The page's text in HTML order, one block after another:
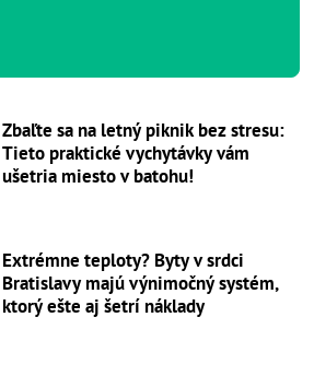
Zbaľte sa na letný piknik bez stresu:
Tieto praktické vychytávky vám
ušetria miesto v batohu!
Extrémne teploty? Byty v srdci
Bratislavy majú výnimočný systém,
ktorý ešte aj šetrí náklady